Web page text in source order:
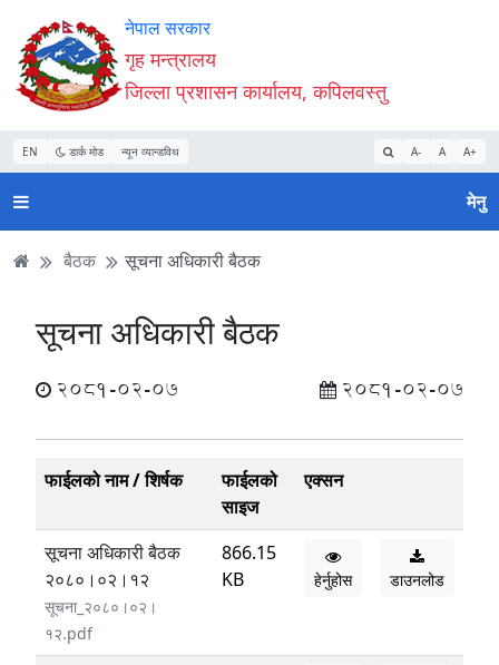
Accessibility
Mode
सुरु
गर्नुहोस्
सामाग्री
पढ्नुहाेस्
नेभिगेसन
पढ्नुहाेस्
वेबसाइट
खोजमा
जानुहोस्
नेपाल सरकार
गृह मन्त्रालय
जिल्ला प्रशासन कार्यालय, कपिलवस्तु
EN डार्क मोड न्यून व्यान्डविथ A- A A+
मेनु
बैठक सूचना अधिकारी बैठक
सूचना अधिकारी बैठक
2081-02-07 2081-02-07
फाईलको नाम / शिर्षक
फाईलको
साइज
एक्सन
सूचना अधिकारी बैठक
२०८०।०२।१२
सूचना_२०८०।०२।
१२.pdf
866.15
KB
हेर्नुहोस डाउनलोड